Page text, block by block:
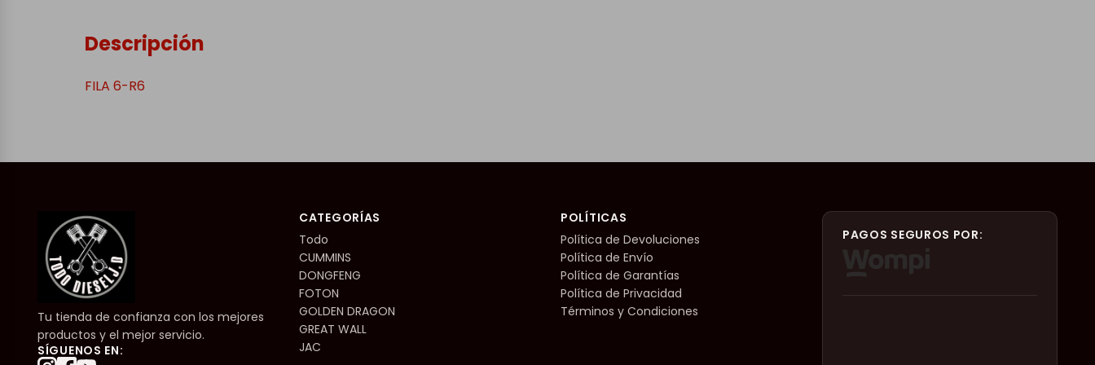
Descripción
FILA 6-R6
Tu tienda de confianza con los mejores
productos y el mejor servicio.
SÍGUENOS EN:
CATEGORÍAS
Todo
CUMMINS
DONGFENG
FOTON
GOLDEN DRAGON
GREAT WALL
JAC
POLÍTICAS
Política de Devoluciones
Política de Envío
Política de Garantías
Política de Privacidad
Términos y Condiciones
PAGOS SEGUROS POR: